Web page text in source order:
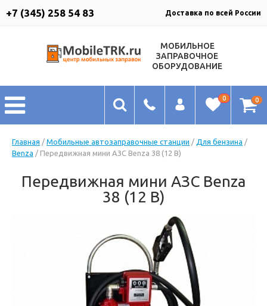
+7 (345) 258 54 83 Доставка по всей России
МОБИЛЬНОЕ
ЗАПРАВОЧНОЕ
ОБОРУДОВАНИЕ
0 0
Главная / Мобильные автозаправочные станции / Для бензина /
Benza / Передвижная мини АЗС Benza 38 (12 В)
Передвижная мини АЗС Benza
38 (12 В)